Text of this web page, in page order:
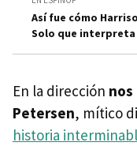
Así fue cómo
Solo que interpreta
En la dirección nos
Petersen, mítico
historia